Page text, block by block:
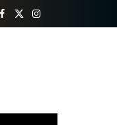
Facebook
X
Instagram